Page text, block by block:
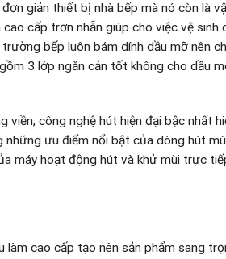
giản thiết bị nhà bếp mà nó còn là
cấp trơn nhẵn giúp cho việc vệ sinh
bếp luôn bám dính dầu mỡ nên
3 lớp ngăn cản tốt không cho dầu
viền, công nghệ hút hiện đại bậc nhất
ưu điểm nổi bật của dòng hút
máy hoạt động hút và khử mùi trực
cao cấp tạo nên sản phẩm sang